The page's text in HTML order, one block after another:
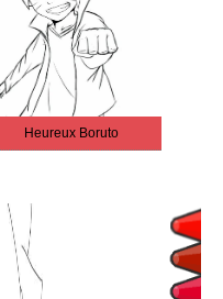
Heureux Boruto